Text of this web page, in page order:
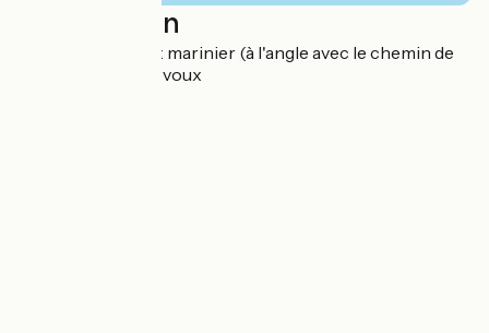
Localisation
chemin de la croix marinier (à l'angle avec le chemin de
halage) 01600 Trévoux